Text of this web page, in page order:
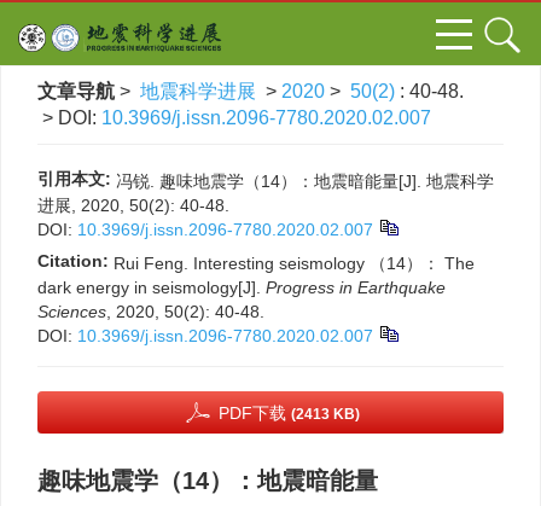
文章导航 > 地震科学进展 > 2020 > 50(2) : 40-48.
> DOI: 10.3969/j.issn.2096-7780.2020.02.007
引用本文: 冯锐. 趣味地震学（14）：地震暗能量[J]. 地震科学
进展, 2020, 50(2): 40-48.
DOI: 10.3969/j.issn.2096-7780.2020.02.007
Citation: Rui Feng. Interesting seismology （14）： The
dark energy in seismology[J]. Progress in Earthquake
Sciences , 2020, 50(2): 40-48.
DOI: 10.3969/j.issn.2096-7780.2020.02.007
PDF下载 (2413 KB)
趣味地震学（14）：地震暗能量